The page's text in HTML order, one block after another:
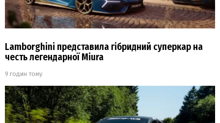
Lamborghini представила гібридний суперкар на
честь легендарної Miura
9 годин тому